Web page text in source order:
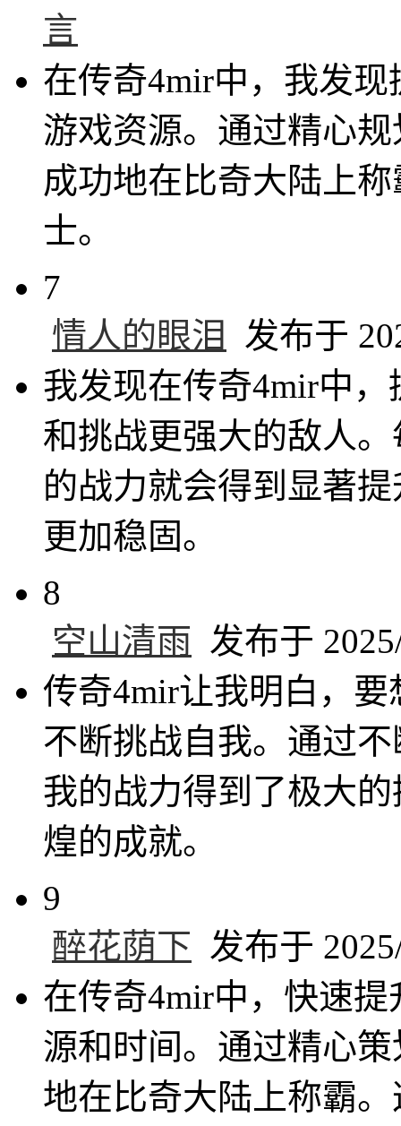
言
在传奇4mir中，我发
游戏资源。通过精心
成功地在比奇大陆上
士。
7
情人的眼泪
发布于
我发现在传奇4mir中
和挑战更强大的敌人
的战力就会得到显著
更加稳固。
8
空山清雨 发布于
传奇4mir让我明白，
不断挑战自我。通过
我的战力得到了极大
煌的成就。
9
醉花荫下 发布于
在传奇4mir中，快速
源和时间。通过精心
地在比奇大陆上称霸